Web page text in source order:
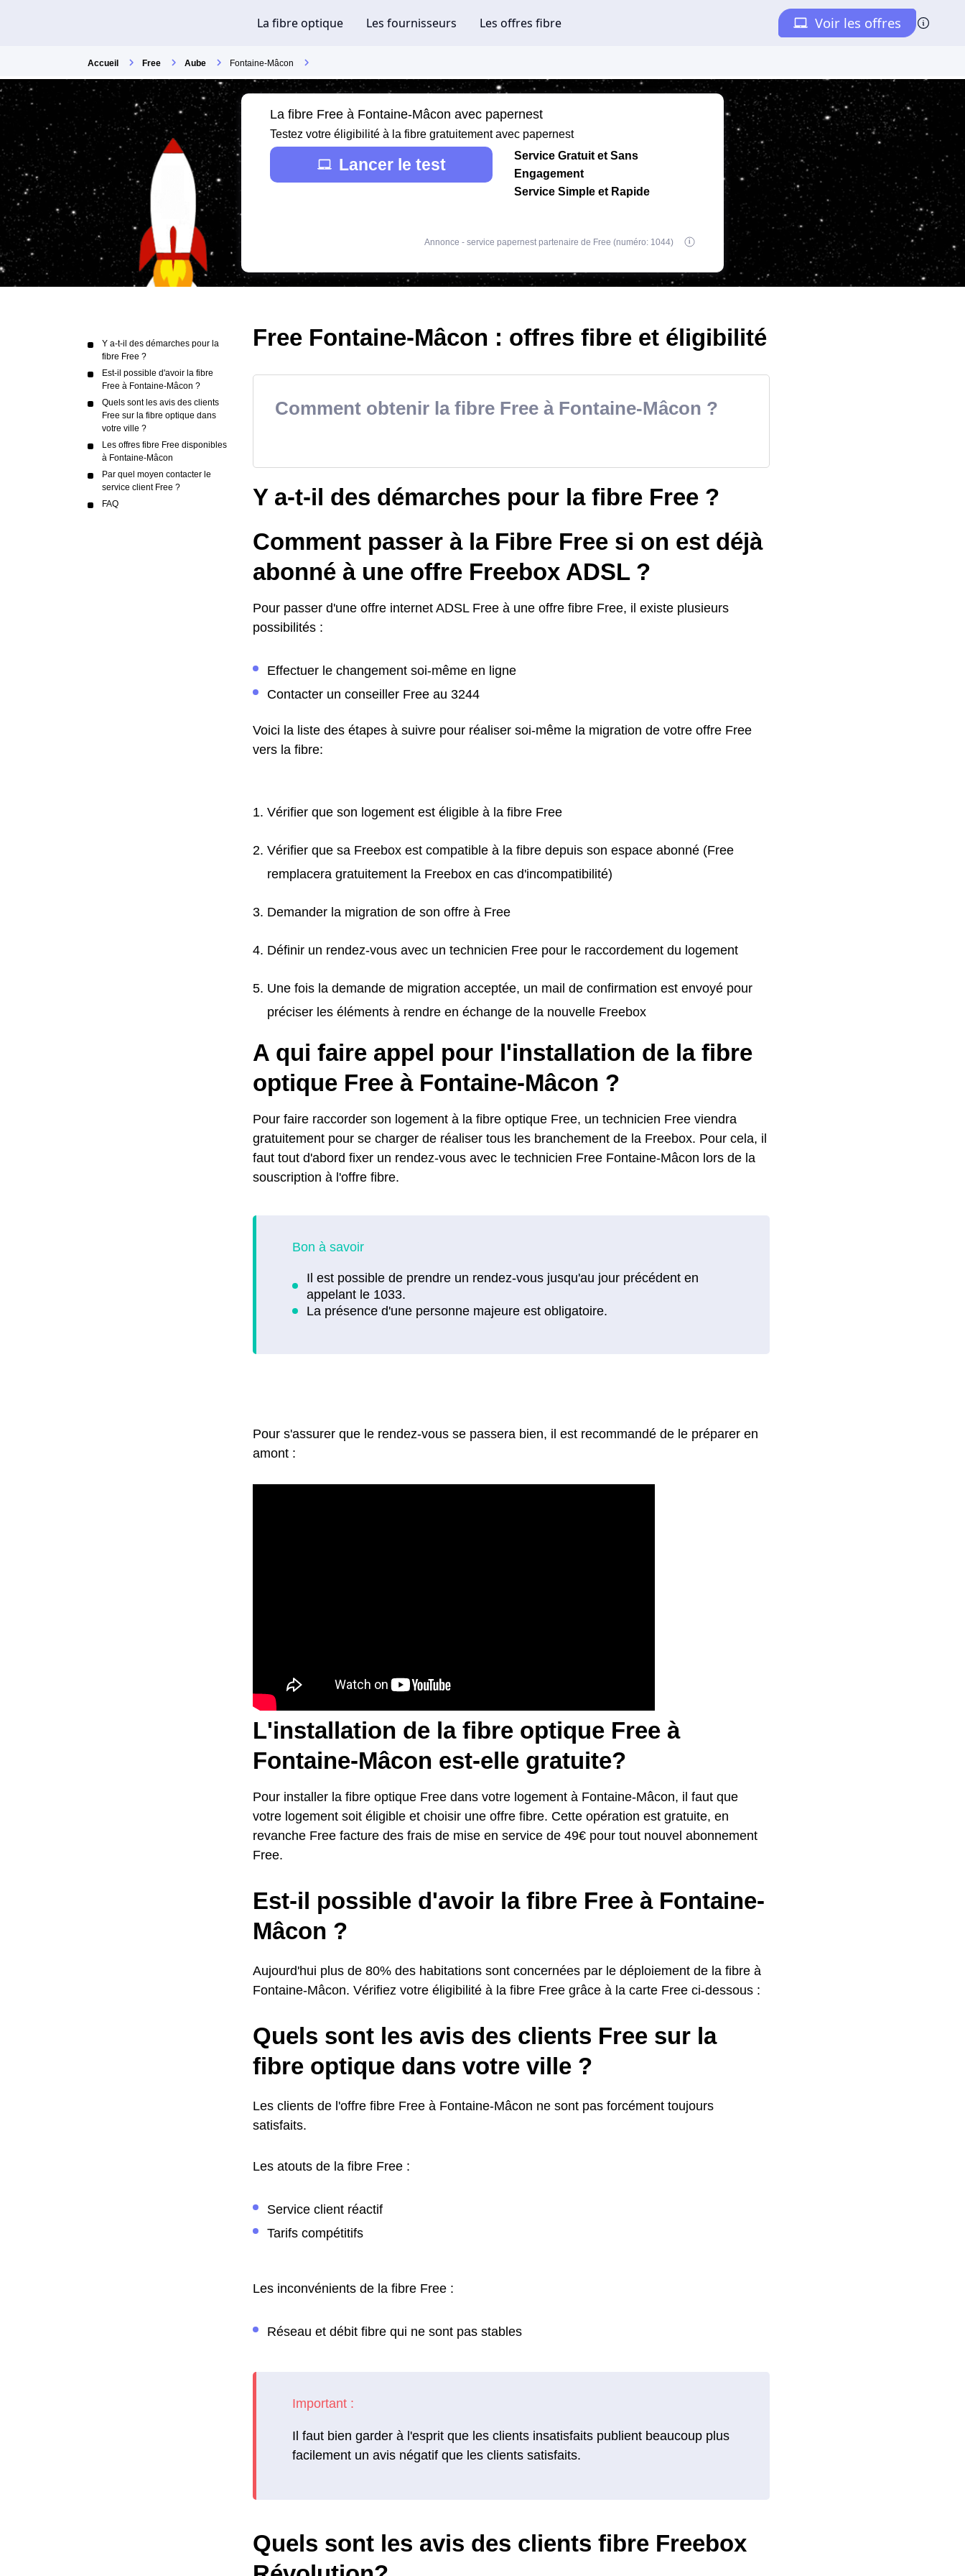
Accueil Free Aube Fontaine-Mâcon
La fibre Free à Fontaine-Mâcon avec papernest
Testez votre éligibilité à la fibre gratuitement avec papernest
Lancer le test
Service Gratuit et Sans
Engagement
Service Simple et Rapide
Annonce - service papernest partenaire de Free (numéro: 1044)
Y a-t-il des démarches pour la
fibre Free ?
Est-il possible d'avoir la fibre
Free à Fontaine-Mâcon ?
Quels sont les avis des clients
Free sur la fibre optique dans
votre ville ?
Les offres fibre Free disponibles
à Fontaine-Mâcon
Par quel moyen contacter le
service client Free ?
FAQ
Free Fontaine-Mâcon : offres fibre et éligibilité
Comment obtenir la fibre Free à Fontaine-Mâcon ?
Y a-t-il des démarches pour la fibre Free ?
Comment passer à la Fibre Free si on est déjà
abonné à une offre Freebox ADSL ?
Pour passer d'une offre internet ADSL Free à une offre fibre Free, il existe plusieurs
possibilités :
Effectuer le changement soi-même en ligne
Contacter un conseiller Free au 3244
Voici la liste des étapes à suivre pour réaliser soi-même la migration de votre offre Free
vers la fibre:
Vérifier que son logement est éligible à la fibre Free
Vérifier que sa Freebox est compatible à la fibre depuis son espace abonné (Free
remplacera gratuitement la Freebox en cas d'incompatibilité)
Demander la migration de son offre à Free
Définir un rendez-vous avec un technicien Free pour le raccordement du logement
Une fois la demande de migration acceptée, un mail de confirmation est envoyé pour
préciser les éléments à rendre en échange de la nouvelle Freebox
A qui faire appel pour l'installation de la fibre
optique Free à Fontaine-Mâcon ?
Pour faire raccorder son logement à la fibre optique Free, un technicien Free viendra
gratuitement pour se charger de réaliser tous les branchement de la Freebox. Pour cela, il
faut tout d'abord fixer un rendez-vous avec le technicien Free Fontaine-Mâcon lors de la
souscription à l'offre fibre.
Pour s'assurer que le rendez-vous se passera bien, il est recommandé de le préparer en
amont :
L'installation de la fibre optique Free à
Fontaine-Mâcon est-elle gratuite?
Pour installer la fibre optique Free dans votre logement à Fontaine-Mâcon, il faut que
votre logement soit éligible et choisir une offre fibre. Cette opération est gratuite, en
revanche Free facture des frais de mise en service de 49€ pour tout nouvel abonnement
Free.
Est-il possible d'avoir la fibre Free à Fontaine-
Mâcon ?
Aujourd'hui plus de 80% des habitations sont concernées par le déploiement de la fibre à
Fontaine-Mâcon. Vérifiez votre éligibilité à la fibre Free grâce à la carte Free ci-dessous :
Quels sont les avis des clients Free sur la
fibre optique dans votre ville ?
Les clients de l'offre fibre Free à Fontaine-Mâcon ne sont pas forcément toujours
satisfaits.
Les atouts de la fibre Free :
Service client réactif
Tarifs compétitifs
Les inconvénients de la fibre Free :
Réseau et débit fibre qui ne sont pas stables
Il faut bien garder à l'esprit que les clients insatisfaits publient beaucoup plus
facilement un avis négatif que les clients satisfaits.
Quels sont les avis des clients fibre Freebox